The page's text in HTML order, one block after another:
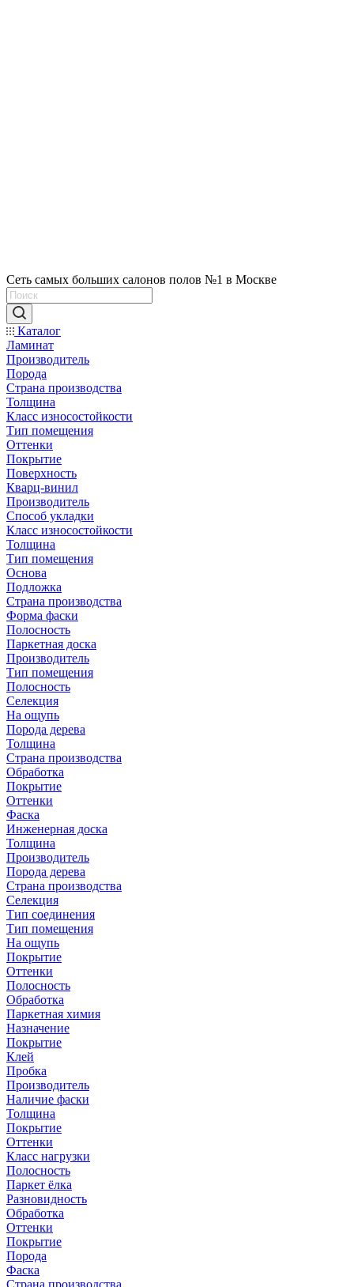
Сеть самых больших салонов полов №1 в Москве
Каталог
Ламинат
Производитель
Порода
Страна производства
Толщина
Класс износостойкости
Тип помещения
Оттенки
Покрытие
Поверхность
Кварц-винил
Производитель
Способ укладки
Класс износостойкости
Толщина
Тип помещения
Основа
Подложка
Страна производства
Форма фаски
Полосность
Паркетная доска
Производитель
Тип помещения
Полосность
Селекция
На ощупь
Порода дерева
Толщина
Страна производства
Обработка
Покрытие
Оттенки
Фаска
Инженерная доска
Толщина
Производитель
Порода дерева
Страна производства
Селекция
Тип соединения
Тип помещения
На ощупь
Покрытие
Оттенки
Полосность
Обработка
Паркетная химия
Назначение
Покрытие
Клей
Пробка
Производитель
Наличие фаски
Толщина
Покрытие
Оттенки
Класс нагрузки
Полосность
Паркет ёлка
Разновидность
Обработка
Оттенки
Покрытие
Порода
Фаска
Страна производства